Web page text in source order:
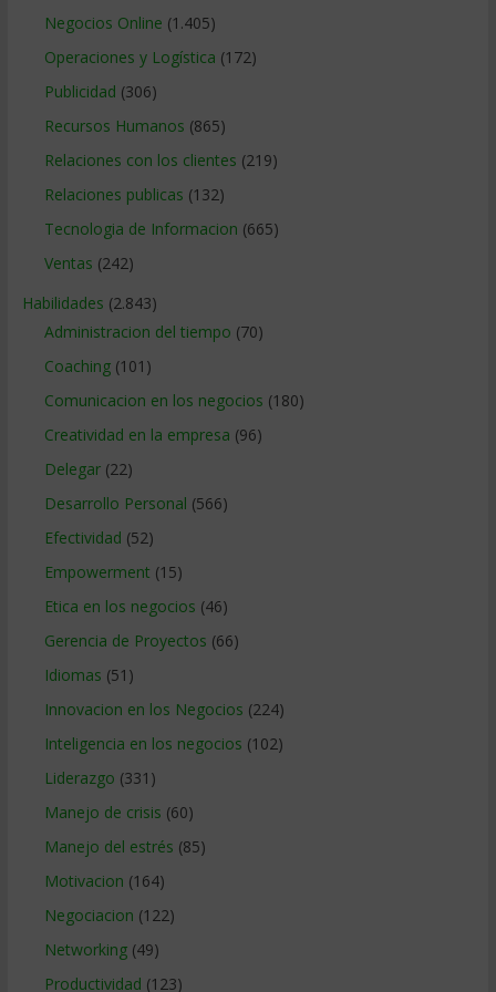
Negocios Online (1.405)
Operaciones y Logística (172)
Publicidad (306)
Recursos Humanos (865)
Relaciones con los clientes (219)
Relaciones publicas (132)
Tecnologia de Informacion (665)
Ventas (242)
Habilidades (2.843)
Administracion del tiempo (70)
Coaching(101)
Comunicacion en los negocios (180)
Creatividad en la empresa (96)
Delegar(22)
Desarrollo Personal (566)
Efectividad (52)
Empowerment (15)
Etica en los negocios (46)
Gerencia de Proyectos (66)
Idiomas (51)
Innovacion en los Negocios (224)
Inteligencia en los negocios (102)
Liderazgo (331)
Manejo de crisis (60)
Manejo del estrés (85)
Motivacion (164)
Negociacion (122)
Networking(49)
Productividad (123)